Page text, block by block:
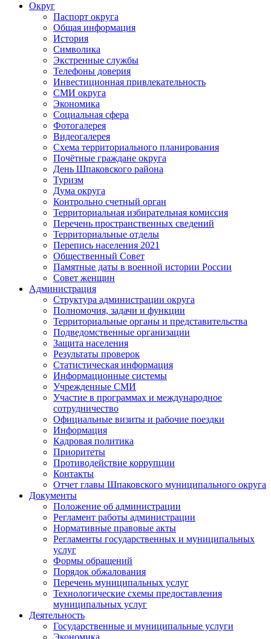
Округ
Паспорт округа
Общая информация
История
Символика
Экстренные службы
Телефоны доверия
Инвестиционная привлекательность
СМИ округа
Экономика
Социальная сфера
Фотогалерея
Видеогалерея
Схема территориального планирования
Почётные граждане округа
День Шпаковского района
Туризм
Дума округа
Контрольно счетный орган
Территориальная избирательная комиссия
Перечень пространственных сведений
Территориальные отделы
Перепись населения 2021
Общественный Совет
Памятные даты в военной истории России
Совет женщин
Администрация
Структура администрации округа
Полномочия, задачи и функции
Территориальные органы и представительства
Подведомственные организации
Защита населения
Результаты проверок
Статистическая информация
Информационные системы
Учрежденные СМИ
Участие в программах и международное
сотрудничество
Официальные визиты и рабочие поездки
Информация
Кадровая политика
Приоритеты
Противодействие коррупции
Контакты
Отчет главы Шпаковского муниципального округа
Документы
Положение об администрации
Регламент работы администрации
Нормативные правовые акты
Регламенты государственных и муниципальных
услуг
Формы обращений
Порядок обжалования
Перечень муниципальных услуг
Технологические схемы предоставления
муниципальных услуг
Деятельность
Государственные и муниципальные услуги